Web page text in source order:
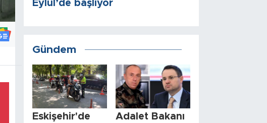
Eylül’de başlıyor
Gündem
Eskişehir'de
Adalet Bakanı